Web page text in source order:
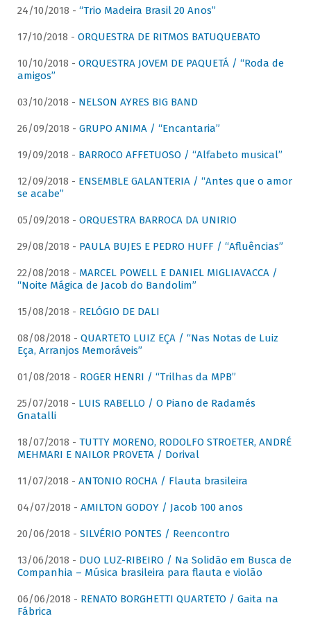
24/10/2018 - “Trio Madeira Brasil 20 Anos”
17/10/2018 - ORQUESTRA DE RITMOS BATUQUEBATO
10/10/2018 - ORQUESTRA JOVEM DE PAQUETÁ / “Roda de
amigos”
03/10/2018 - NELSON AYRES BIG BAND
26/09/2018 - GRUPO ANIMA / “Encantaria”
19/09/2018 - BARROCO AFFETUOSO / “Alfabeto musical”
12/09/2018 - ENSEMBLE GALANTERIA / “Antes que o amor
se acabe”
05/09/2018 - ORQUESTRA BARROCA DA UNIRIO
29/08/2018 - PAULA BUJES E PEDRO HUFF / “Afluências”
22/08/2018 - MARCEL POWELL E DANIEL MIGLIAVACCA /
“Noite Mágica de Jacob do Bandolim”
15/08/2018 - RELÓGIO DE DALI
08/08/2018 - QUARTETO LUIZ EÇA / “Nas Notas de Luiz
Eça, Arranjos Memoráveis”
01/08/2018 - ROGER HENRI / “Trilhas da MPB”
25/07/2018 - LUIS RABELLO / O Piano de Radamés
Gnatalli
18/07/2018 - TUTTY MORENO, RODOLFO STROETER, ANDRÉ
MEHMARI E NAILOR PROVETA / Dorival
11/07/2018 - ANTONIO ROCHA / Flauta brasileira
04/07/2018 - AMILTON GODOY / Jacob 100 anos
20/06/2018 - SILVÉRIO PONTES / Reencontro
13/06/2018 - DUO LUZ-RIBEIRO / Na Solidão em Busca de
Companhia – Música brasileira para flauta e violão
06/06/2018 - RENATO BORGHETTI QUARTETO / Gaita na
Fábrica